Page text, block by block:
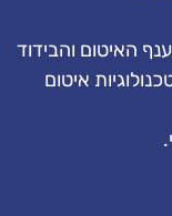
האיטום והבידוד
איטום